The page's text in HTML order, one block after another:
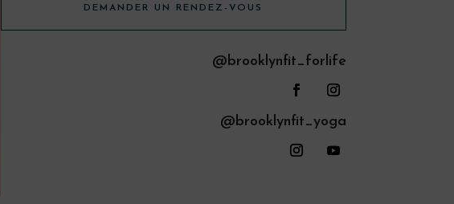
DEMANDER UN RENDEZ-VOUS
@brooklynfit_forlife
@brooklynfit_yoga